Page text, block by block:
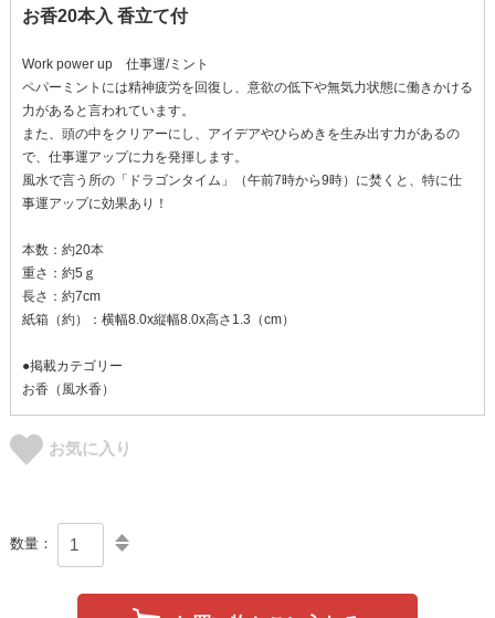
お香20本入 香立て付
Work power up 仕事運/ミント
ペパーミントには精神疲労を回復し、意欲の低下や無気力状態に働きかける
力があると言われています。
また、頭の中をクリアーにし、アイデアやひらめきを生み出す力があるの
で、仕事運アップに力を発揮します。
風水で言う所の「ドラゴンタイム」（午前7時から9時）に焚くと、特に仕
事運アップに効果あり！
本数：約20本
重さ：約5ｇ
長さ：約7cm
紙箱（約）：横幅8.0x縦幅8.0x高さ1.3（cm）
●掲載カテゴリー
お香（風水香）
お気に入り
数量：